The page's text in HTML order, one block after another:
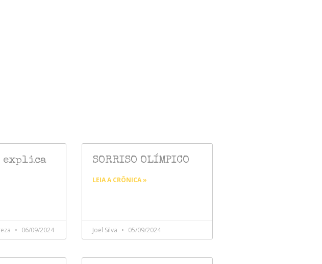
explica
06/09/2024
SORRISO OLÍMPICO
LEIA A CRÔNICA »
Joel Silva 05/09/2024